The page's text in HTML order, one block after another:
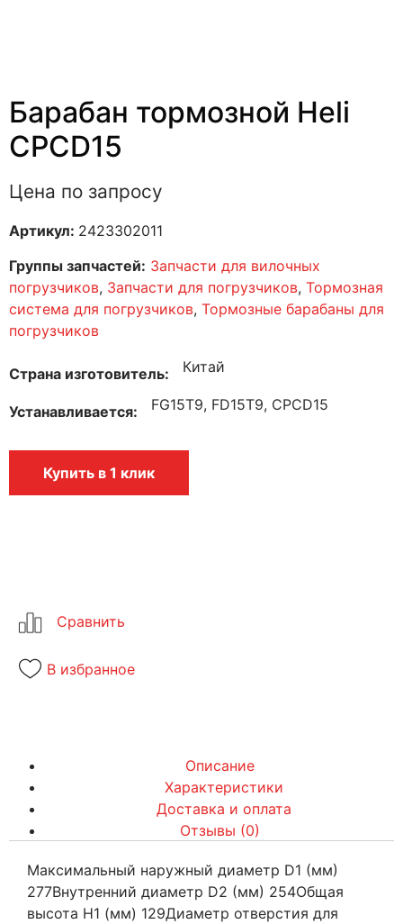
Барабан тормозной Heli
CPCD15
Цена по запросу
Артикул: 2423302011
Группы запчастей: Запчасти для вилочных
погрузчиков, Запчасти для погрузчиков, Тормозная
система для погрузчиков, Тормозные барабаны для
погрузчиков
Страна изготовитель Китай
Устанавливается FG15T9, FD15T9, CPCD15
Купить в 1 клик
В избранное
Описание
Характеристики
Доставка и оплата
Отзывы (0)
Максимальный наружный диаметр D1 (мм)
277Внутренний диаметр D2 (мм) 254Общая
высота Н1 (мм) 129Диаметр отверстия для